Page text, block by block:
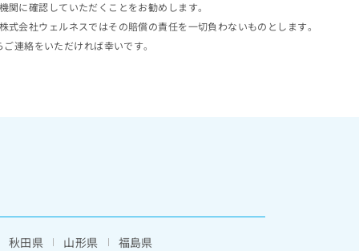
に確認していただくことをお勧めします。
会社ウェルネスではその賠償の責任を一切負わないものとします。
ご連絡をいただければ幸いです。
秋田県 山形県
福島県